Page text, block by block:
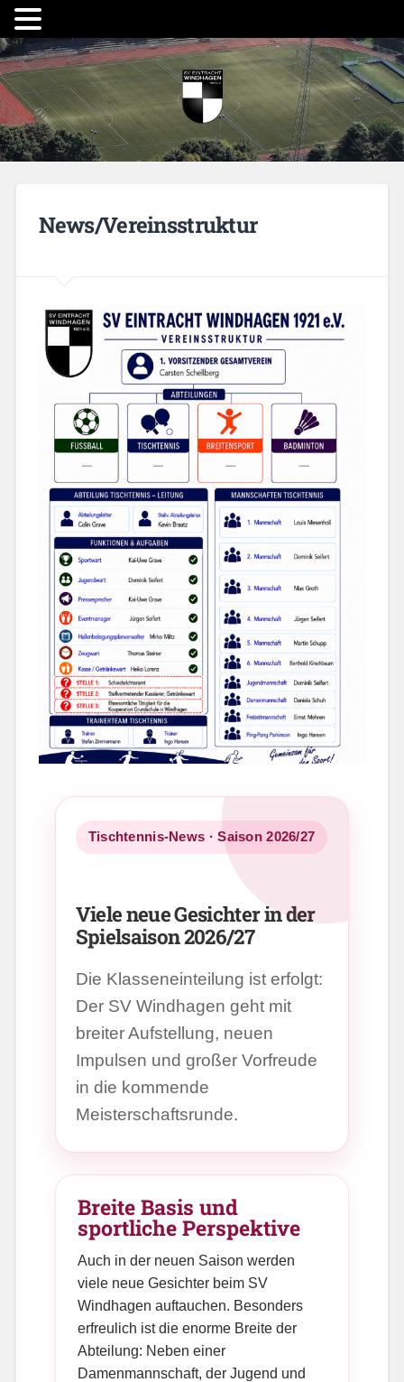
News/Vereinsstruktur
Tischtennis-News · Saison 2026/27
Viele neue Gesichter in der
Spielsaison 2026/27
Die Klasseneinteilung ist erfolgt:
Der SV Windhagen geht mit
breiter Aufstellung, neuen
Impulsen und großer Vorfreude
in die kommende
Meisterschaftsrunde.
Breite Basis und
sportliche Perspektive
Auch in der neuen Saison werden
viele neue Gesichter beim SV
Windhagen auftauchen. Besonders
erfreulich ist die enorme Breite der
Abteilung: Neben einer
Damenmannschaft, der Jugend und